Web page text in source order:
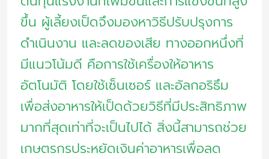
ขึ้น ผู้เลี้ยงเป็ดจึงมองหาวิธีปรับปรุงการ
ดำเนินงาน และลดของเสีย ทางออกหนึ่งที่
มีแนวโน้มดี คือการใช้เครื่องให้อาหาร
อัตโนมัติ โดยใช้เซ็นเซอร์ และอัลกอริธึม
เพื่อส่งอาหารให้เป็ดด้วยวิธีที่มีประสิทธิภาพ
มากที่สุดเท่าที่จะเป็นไปได้ สิ่งนี้สามารถช่วย
เกษตรกรประหยัดเงินค่าอาหารเพื่อลด